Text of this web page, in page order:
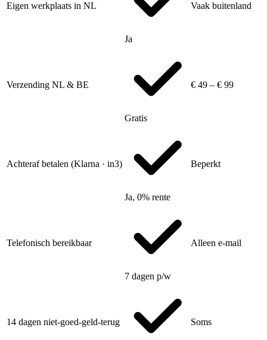
Eigen werkplaats in NL
Ja
Vaak buitenland
Verzending NL & BE
Gratis
€ 49 – € 99
Achteraf betalen (Klarna · in3)
Ja, 0% rente
Beperkt
Telefonisch bereikbaar
7 dagen p/w
Alleen e-mail
14 dagen niet-goed-geld-terug Soms